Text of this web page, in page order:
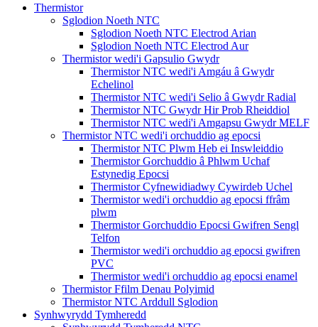
Thermistor
Sglodion Noeth NTC
Sglodion Noeth NTC Electrod Arian
Sglodion Noeth NTC Electrod Aur
Thermistor wedi'i Gapsulio Gwydr
Thermistor NTC wedi'i Amgáu â Gwydr
Echelinol
Thermistor NTC wedi'i Selio â Gwydr Radial
Thermistor NTC Gwydr Hir Prob Rheiddiol
Thermistor NTC wedi'i Amgapsu Gwydr MELF
Thermistor NTC wedi'i orchuddio ag epocsi
Thermistor NTC Plwm Heb ei Inswleiddio
Thermistor Gorchuddio â Phlwm Uchaf
Estynedig Epocsi
Thermistor Cyfnewidiadwy Cywirdeb Uchel
Thermistor wedi'i orchuddio ag epocsi ffrâm
plwm
Thermistor Gorchuddio Epocsi Gwifren Sengl
Telfon
Thermistor wedi'i orchuddio ag epocsi gwifren
PVC
Thermistor wedi'i orchuddio ag epocsi enamel
Thermistor Ffilm Denau Polyimid
Thermistor NTC Arddull Sglodion
Synhwyrydd Tymheredd